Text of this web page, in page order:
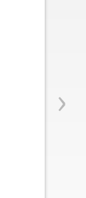
›